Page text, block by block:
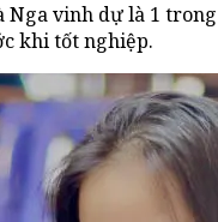
Nga vinh dự là 1
khi tốt nghiệp.